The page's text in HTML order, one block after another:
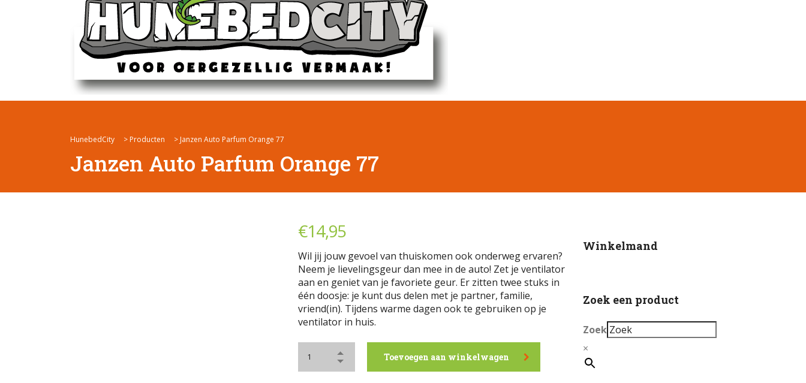
HunebedCity > Producten > Janzen Auto Parfum Orange 77
Janzen Auto Parfum Orange 77
€14,95
Wil jij jouw gevoel van thuiskomen ook onderweg ervaren?
Neem je lievelingsgeur dan mee in de auto! Zet je ventilator
aan en geniet van je favoriete geur. Er zitten twee stuks in
één doosje: je kunt dus delen met je partner, familie,
vriend(in). Tijdens warme dagen ook te gebruiken op je
ventilator in huis.
Toevoegen aan winkelwagen
Winkelmand
Zoek een product
Zoek
×